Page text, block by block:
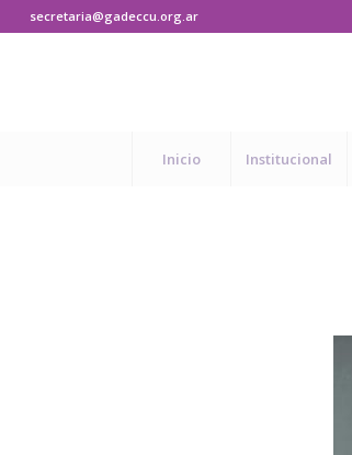
secretaria@gadeccu.org.ar
Inicio Institucional